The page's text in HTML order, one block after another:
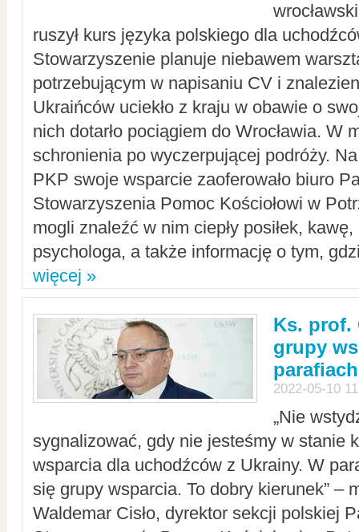
ruszył kurs języka polskiego dla
Stowarzyszenie planuje niebawem
potrzebującym w napisaniu CV i
Ukraińców uciekło z kraju w obawie o
nich dotarło pociągiem do Wrocławia. W
schronienia po wyczerpującej podróży.
PKP swoje wsparcie zaoferowało biuro
Stowarzyszenia Pomoc Kościołowi w
mogli znaleźć w nim ciepły posiłek,
psychologa, a także informację o tym,
więcej »
Ks. prof.
grupy
parafiach
2022-05-10
„Nie
sygnalizować, gdy nie jesteśmy w stanie
wsparcia dla uchodźców z Ukrainy. W
się grupy wsparcia. To dobry kierunek” –
Waldemar Cisło, dyrektor sekcji polskiej